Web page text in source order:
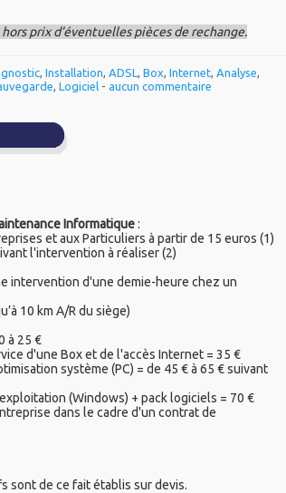
prix d’éventuelles pièces de rechange.
, Installation, ADSL, Box, Internet, Analyse,
, Logiciel - aucun commentaire
Informatique:
et aux Particuliers à partir de 15 euros (1)
l'intervention à réaliser (2)
intervention d'une demie-heure chez un
10 km A/R du siège)
à 25 €
d'une Box et de l'accès Internet = 35 €
système (PC) = de 45 € à 65 € suivant
(Windows) + pack logiciels = 70 €
dans le cadre d'un contrat de
sont de ce fait établis sur devis.